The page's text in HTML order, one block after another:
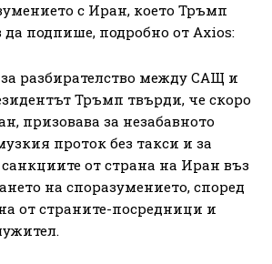
с Иран, което Тръмп
да подпише, подробно от Axios:
разбирателство между САЩ и
Тръмп твърди, че скоро
призовава за незабавното
проток без такси и за
от страна на Иран въз
на споразумението, според
от страните-посредници и